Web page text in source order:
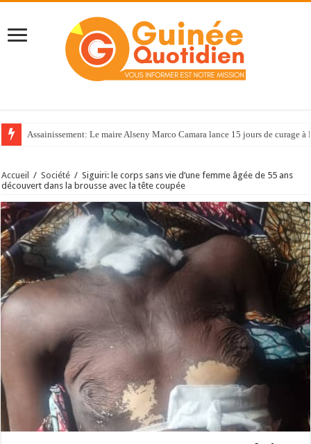
Assainissement: Le maire Alseny Marco Camara lance 15 jours de curage à
Accueil / Société / Siguiri: le corps sans vie d’une femme âgée de 55 ans
découvert dans la brousse avec la tête coupée